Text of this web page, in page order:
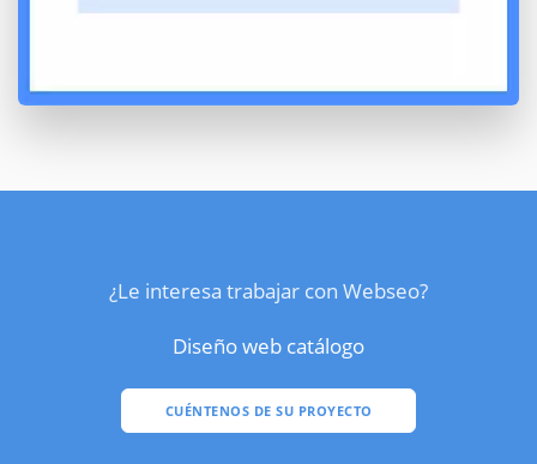
¿Le interesa trabajar con Webseo?
Diseño web catálogo
CUÉNTENOS DE SU PROYECTO